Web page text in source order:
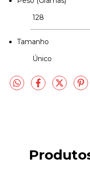
128
Tamanho
Único